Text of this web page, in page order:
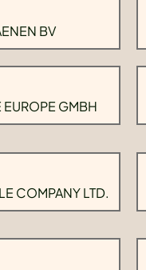
BV
EUROPE GMBH
COMPANY LTD.